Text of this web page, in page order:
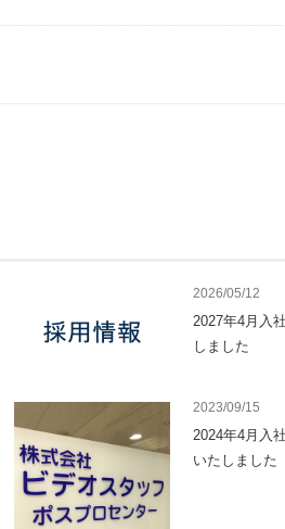
2026/05/12
2027年4月入
しました
2023/09/15
2024年4月入
いたしました